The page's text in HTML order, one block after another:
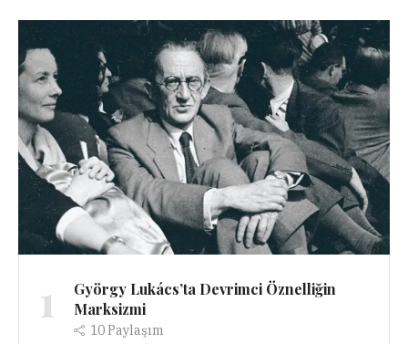
1
György Lukács’ta Devrimci Öznelliğin
Marksizmi
10Paylaşım